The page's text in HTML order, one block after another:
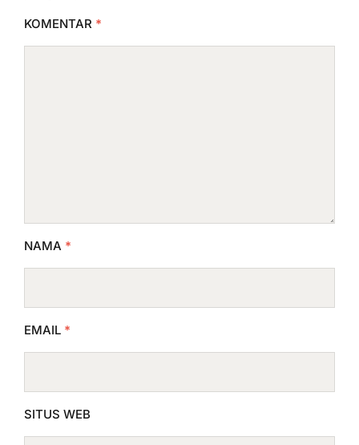
KOMENTAR *
NAMA *
EMAIL *
SITUS WEB